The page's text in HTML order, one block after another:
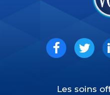
Social
Les soins